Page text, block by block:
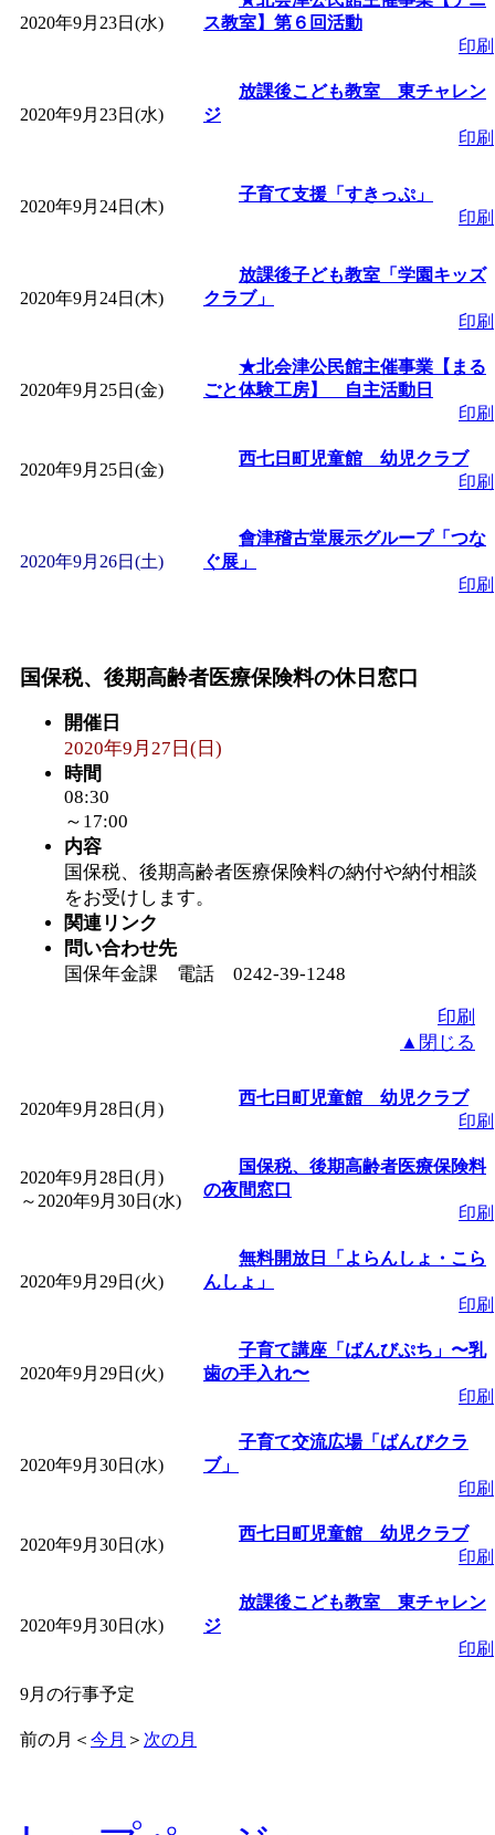
2020年9月23日(水)
ス教室】第６回活動
印刷
2020年9月23日(水)
放課後こども教室 東チャレン
ジ
印刷
2020年9月24日(木)
子育て支援「すきっぷ」
印刷
2020年9月24日(木)
放課後子ども教室「学園キッズ
クラブ」
印刷
2020年9月25日(金)
★北会津公民館主催事業【まる
ごと体験工房】 自主活動日
印刷
2020年9月25日(金)
西七日町児童館 幼児クラブ
印刷
2020年9月26日(土)
會津稽古堂展示グループ「つな
ぐ展」
印刷
国保税、後期高齢者医療保険料の休日窓口
開催日
2020年9月27日(日)
時間
08:30
～17:00
内容
国保税、後期高齢者医療保険料の納付や納付相談
をお受けします。
関連リンク
問い合わせ先
国保年金課 電話 0242-39-1248
印刷
▲閉じる
2020年9月28日(月)
西七日町児童館 幼児クラブ
印刷
2020年9月28日(月)
～ 2020年9月30日(水)
国保税、後期高齢者医療保険料
の夜間窓口
印刷
2020年9月29日(火)
無料開放日「よらんしょ・こら
んしょ」
印刷
2020年9月29日(火)
子育て講座「ばんびぷち」〜乳
歯の手入れ〜
印刷
2020年9月30日(水)
子育て交流広場「ばんびクラ
ブ」
印刷
2020年9月30日(水)
西七日町児童館 幼児クラブ
印刷
2020年9月30日(水)
放課後こども教室 東チャレン
ジ
印刷
9月の行事予定
前の月 ＜ 今月 ＞ 次の月